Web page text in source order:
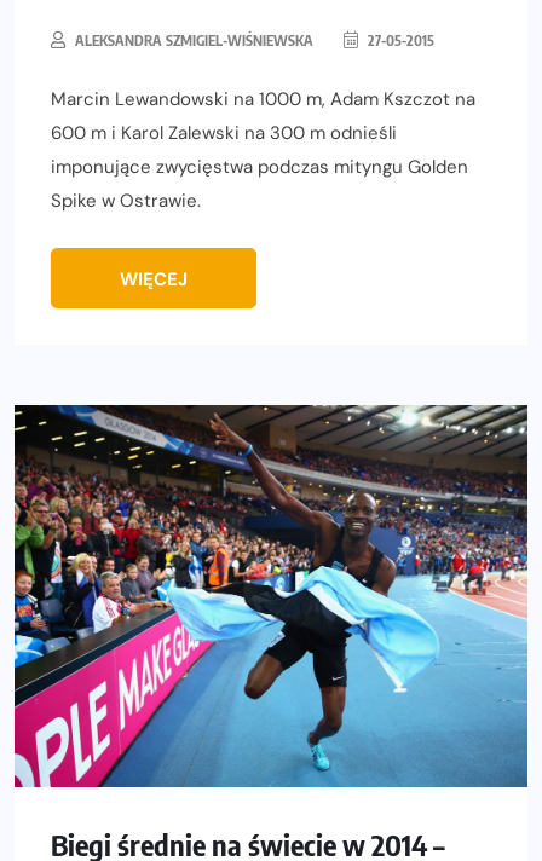
ALEKSANDRA SZMIGIEL-WIŚNIEWSKA 27-05-2015
Marcin Lewandowski na 1000 m, Adam Kszczot na
600 m i Karol Zalewski na 300 m odnieśli
imponujące zwycięstwa podczas mityngu Golden
Spike w Ostrawie.
WIĘCEJ
Biegi średnie na świecie w 2014 –